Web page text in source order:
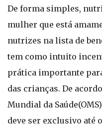
De forma simples,
mulher que está
nutrizes na lista de
tem como intuito
prática importante
das crianças. De
Mundial da
deve ser exclusivo até